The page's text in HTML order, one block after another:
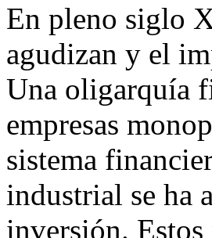
En pleno siglo
agudizan y el
Una oligarquía
empresas
sistema
industrial se ha
inversión. Estos